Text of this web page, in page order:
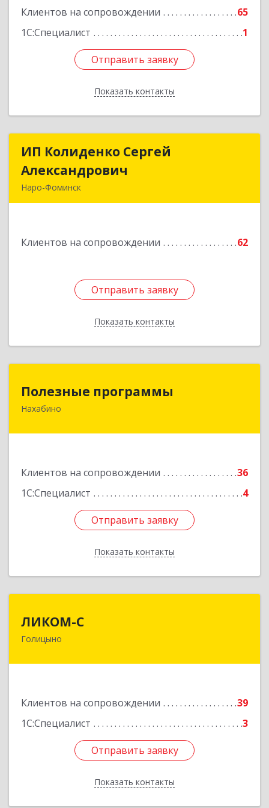
Клиентов на сопровождении
65
1С:Специалист
1
Отправить заявку
Показать контакты
Подробнее
Отправить заявку
Назад
ИП Колиденко Сергей
Александрович
Наро-Фоминск
Клиентов на сопровождении 62
Отправить заявку
Показать контакты
ИП Колиденко Сергей
Отправить заявку
Назад
Полезные программы
Нахабино
Клиентов на сопровождении
36
1С:Специалист
4
Отправить заявку
Показать контакты
143432, Московская обл, Красногорский р-н,
Отправить заявку
Назад
ЛИКОМ-С
Голицыно
Клиентов на сопровождении
39
1С:Специалист
3
Отправить заявку
Показать контакты
143040, Московская обл, Одинцовский р-н,
Подробнее
Отправить заявку
Назад